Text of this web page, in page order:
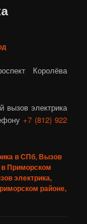
Королёва
вызов электрика
+7 (812) 922
в СПб,Вызов
Приморском
электрика,
районе,